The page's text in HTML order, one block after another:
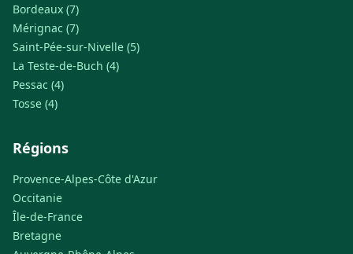
Bordeaux (7)
Mérignac (7)
Saint-Pée-sur-Nivelle (5)
La Teste-de-Buch (4)
Pessac (4)
Tosse (4)
Régions
Provence-Alpes-Côte d'Azur
Occitanie
Île-de-France
Bretagne